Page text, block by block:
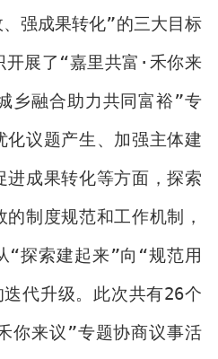
强成果转化”的三大目标
展了“嘉里共富·禾你来
乡融合助力共同富裕”专
化议题产生、加强主体建
进成果转化等方面，探索
制度规范和工作机制，
“探索建起来”向“规范用
代升级。此次共有26个
你来议”专题协商议事活